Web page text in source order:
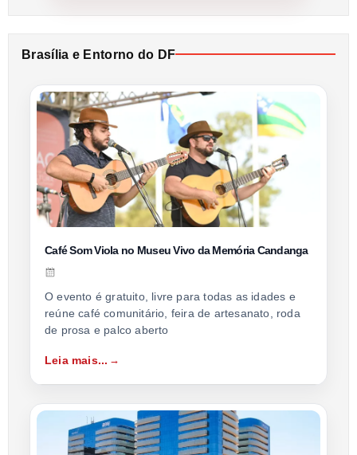
Brasília e Entorno do DF
Café Som Viola no Museu Vivo da Memória Candanga
O evento é gratuito, livre para todas as idades e
reúne café comunitário, feira de artesanato, roda
de prosa e palco aberto
Leia mais...